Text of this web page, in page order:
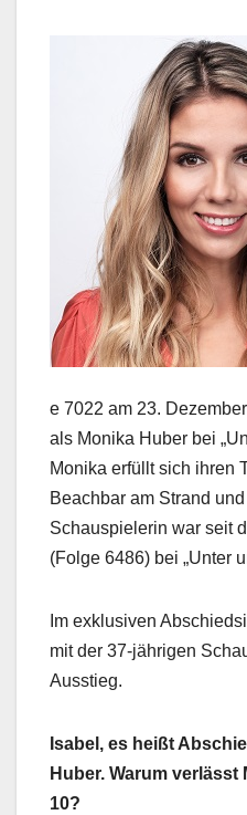
e 7022 am 23.
als Monika Huber bei
Monika erfüllt sich ihren
Beachbar am Strand
Schauspielerin war seit
(Folge 6486) bei „Unter
Im exklusiven
mit der 37-jährigen
Ausstieg.
Isabel, es heißt
Huber. Warum
10?